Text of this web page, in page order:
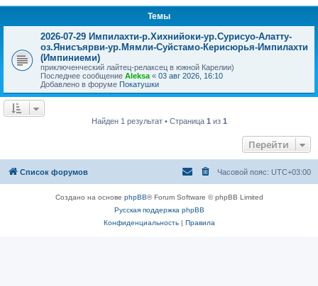
Темы
2026-07-29 Импилахти-р.Хихнийоки-ур.Сурисуо-Алатту-
оз.Янисъярви-ур.Мямли-Суйстамо-Керисюрья-Импилахти
(Импиниеми)
приключенческий лайтец-релаксец в южной Карелии)
Последнее сообщение Aleksa « 03 авг 2026, 16:10
Добавлено в форуме Покатушки
Найден 1 результат • Страница 1 из 1
Перейти
Список форумов Часовой пояс: UTC+03:00
Создано на основе phpBB® Forum Software © phpBB Limited
Русская поддержка phpBB
Конфиденциальность| Правила